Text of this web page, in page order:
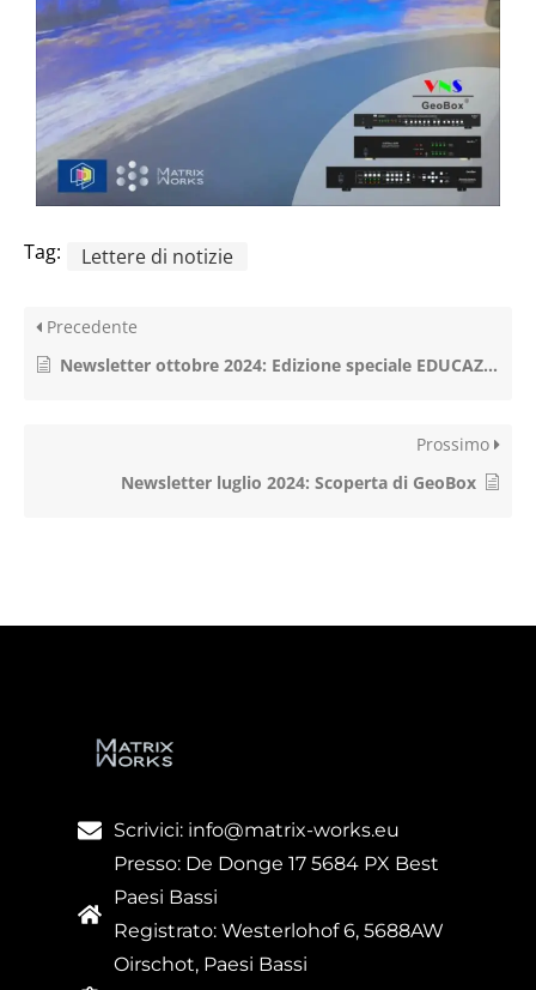
Tag: Lettere di notizie
Precedente
Newsletter ottobre 2024: Edizione speciale EDUCAZIONE II
Prossimo
Newsletter luglio 2024: Scoperta di GeoBox
Scrivici: info@matrix-works.eu
Presso: De Donge 17 5684 PX Best
Paesi Bassi
Registrato: Westerlohof 6, 5688AW
Oirschot, Paesi Bassi